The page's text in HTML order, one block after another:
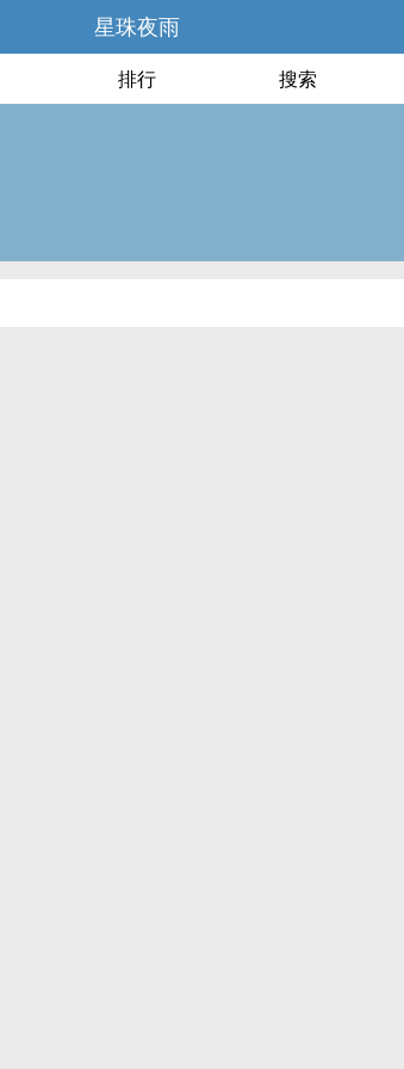
星珠夜雨
排行 搜索